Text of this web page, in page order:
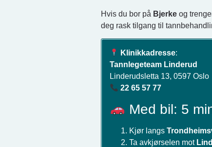
Hvis du bor på Bjerke og
deg rask tilgang til
Klinikkadresse:
Tannlegeteam Linderud
Linderudsletta 13, 0597 Oslo
22 65 57 77
Med bil: 5
Kjør langs
Ta avkjørselen mot